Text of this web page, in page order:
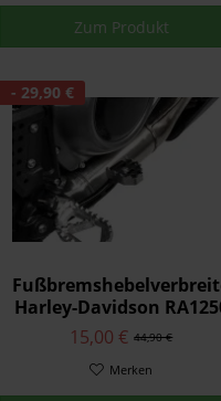
Zum Produkt
- 29,90 €
Harley-Davidson
Pan America
44,90 €
15,00 €
Merken